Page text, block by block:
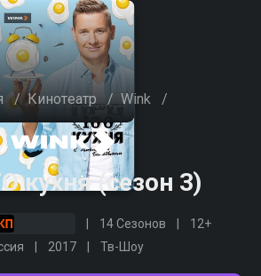
/ Кинотеатр / Wink /
кухня (сезон 3)
14 Сезонов
12+
2017 Тв-Шоу